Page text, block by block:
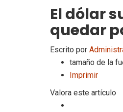
El dólar
quedar
Escrito por
tamaño de la
Imprimir
Valora este artículo